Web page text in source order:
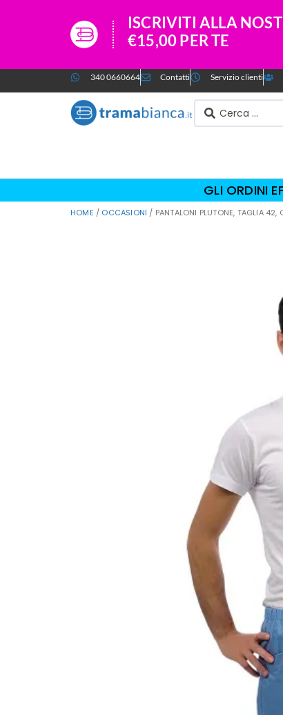
ISCRIVITI ALLA
€15,00 PER TE
340 0660664 Contatti Servizio clienti
GLI ORDINI
HOME / OCCASIONI / PANTALONI PLUTONE, TAGLIA